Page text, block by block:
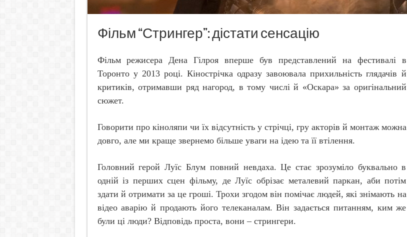
Фільм “Стрингер”: дістати сенсацію
Фільм режисера Дена Гілроя вперше був представлений на фестивалі в
Торонто у 2013 році. Кінострічка одразу завоювала прихильність глядачів й
критиків, отримавши ряд нагород, в тому числі й «Оскара» за оригінальний
сюжет.
Говорити про кіноляпи чи їх відсутність у стрічці, гру акторів й монтаж можна
довго, але ми краще звернемо більше уваги на ідею та її втілення.
Головний герой Луїс Блум повний невдаха. Це стає зрозуміло буквально в
одній із перших сцен фільму, де Луїс обрізає металевий паркан, аби потім
здати й отримати за це гроші. Трохи згодом він помічає людей, які знімають на
відео аварію й продають його телеканалам. Він задається питанням, ким же
були ці люди? Відповідь проста, вони – стрингери.